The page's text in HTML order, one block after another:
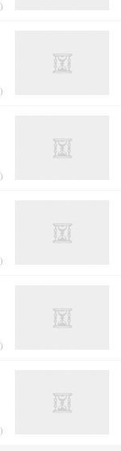
)
)
)
)
)
)